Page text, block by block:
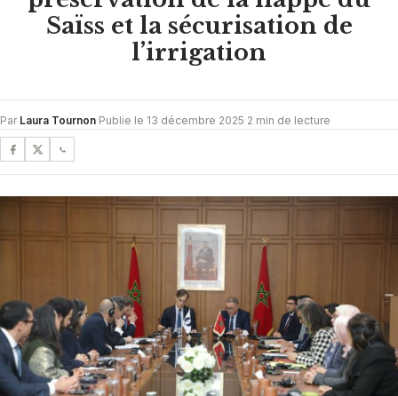
Saïss et la sécurisation de
l’irrigation
Par Laura Tournon·Publie le 13 décembre 2025·2 min de lecture